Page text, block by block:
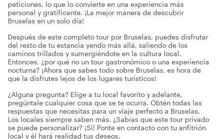
peticiones, lo que lo convierte en una experiencia más
personal y gratificante. ¡La mejor manera de descubrir
Bruselas en un solo día!
Después de este completo tour por Bruselas, puedes disfrutar
del resto de tu estancia yendo más allá, saliendo de los
caminos trillados y sumergiéndote en la cultura local.
Entonces, ¿por qué no un tour gastronómico o una experiencia
nocturna? ¡Ahora que sabes todo sobre Bruselas, es hora de
que la disfrutes lejos de los lugares turísticos!
¿Alguna pregunta? Elige a tu local favorito y adelante,
pregúntale cualquier cosa que se te ocurra. Obtén todas las
respuestas que necesitas para un viaje perfecto a Bruselas.
Los locales siempre saben más. ¿Sabías que este tour privado
se puede personalizar? ¡Sí! Ponte en contacto con tu anfitrión
local y él hará realidad tus deseos.